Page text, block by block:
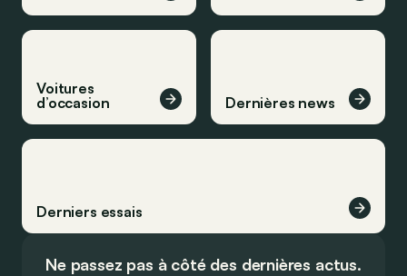
Voitures
d’occasion
Dernières news
Derniers essais
Ne passez pas à côté des dernières actus.